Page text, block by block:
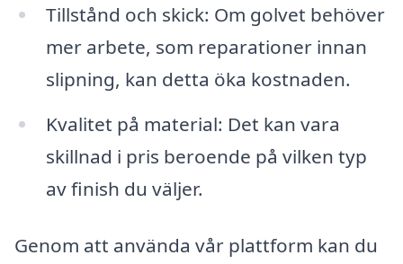
Tillstånd och skick: Om golvet behöver
mer arbete, som reparationer innan
slipning, kan detta öka kostnaden.
Kvalitet på material: Det kan vara
skillnad i pris beroende på vilken typ
av finish du väljer.
Genom att använda vår plattform kan du